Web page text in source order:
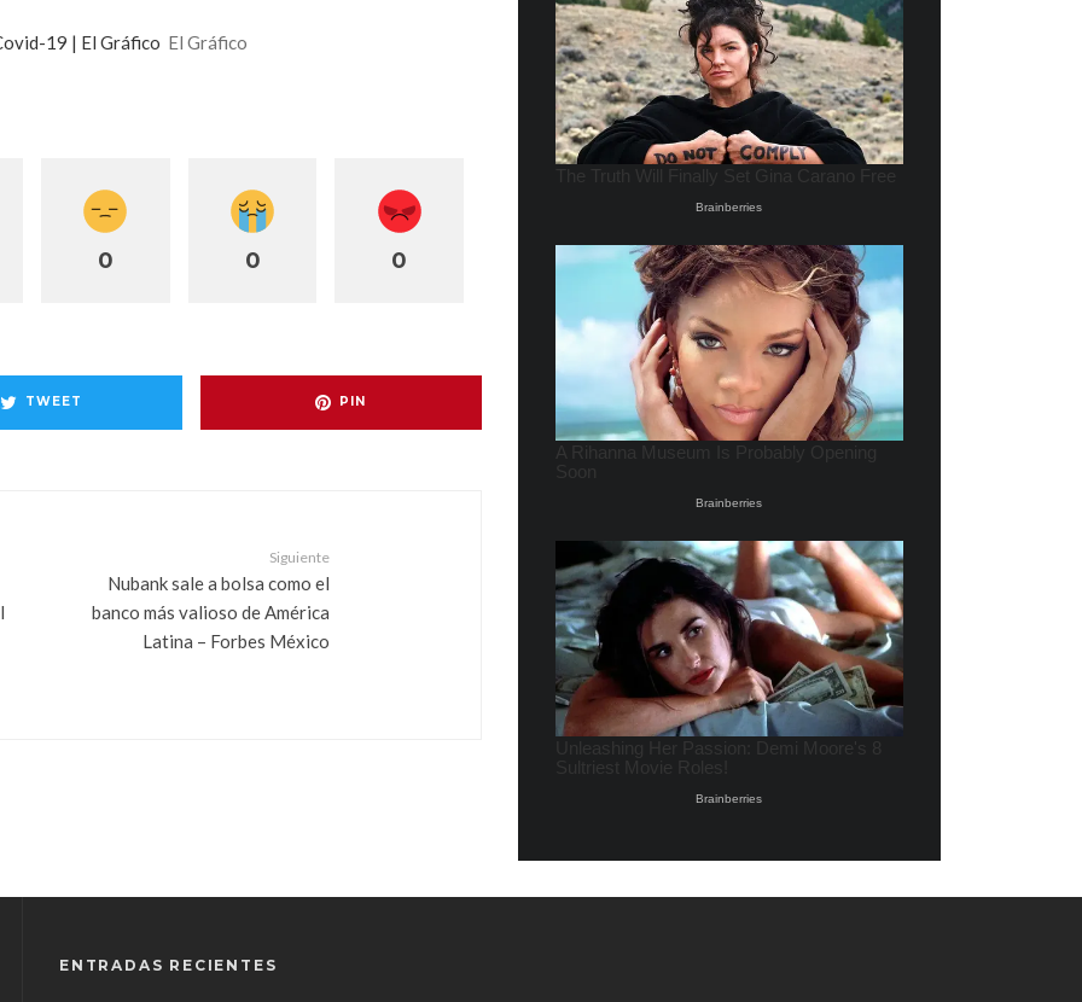
19 | El Gráfico El Gráfico
0 0 0
TWEET PIN
Siguiente
Nubank sale a bolsa como el
banco más valioso de América
Latina – Forbes México
ENTRADAS RECIENTES